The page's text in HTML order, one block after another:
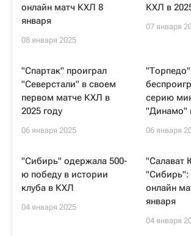
онлайн матч КХЛ 8
января
08 января 2025
КХЛ в
07 января
"Спартак" проиграл
"Северстали" в своем
первом матче КХЛ в
2025 году
06 января 2025
серию
"Динамо"
06 января
"Сибирь" одержала 500-
ю победу в истории
клуба в КХЛ
04 января 2025
"Салават
"Сибирь":
онлайн
января
04 января